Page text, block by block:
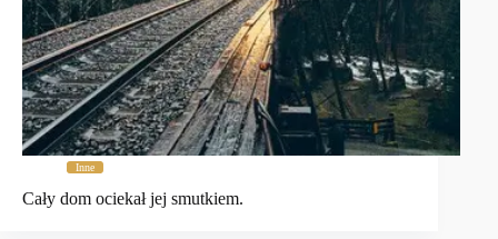
Inne
Cały dom ociekał jej smutkiem.